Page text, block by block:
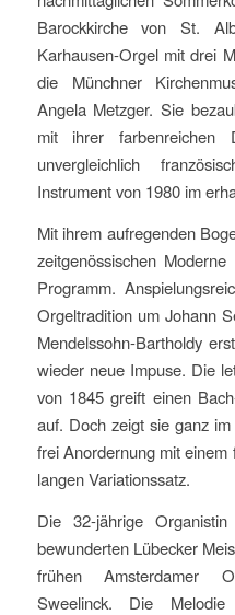
Barockkirche von St.
Karhausen-Orgel mit drei
die Münchner
Angela Metzger. Sie
mit ihrer farbenreichen
unvergleichlich
Instrument von 1980 im
Mit ihrem aufregenden
zeitgenössischen
Programm.
Orgeltradition um Johann
Mendelssohn-Bartholdy
wieder neue Impuse. Die
von 1845 greift einen
auf. Doch zeigt sie ganz
frei Anordernung mit einem
langen Variationssatz.
Die 32-jährige
bewunderten Lübecker
frühen Amsterdamer
Sweelinck. Die